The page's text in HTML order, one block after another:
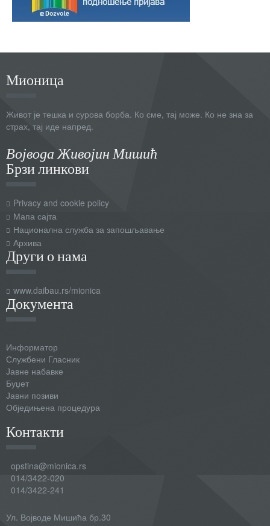
Мионица
Живот је тешка и сурова борба. Ко сме, тај може. Ко не зна за
страх, тај иде напред.
Војвода Живојин Мишић
Брзи линкови
Privacy and cookie policy
Мапа сајта
Национална служба за запошљавање
Архива
Други о нама
www.daibau.rs/mionica
Документа
Информатор
Службени Гласник
Јавне набавке
Буџет
Јавни позиви
Обједињена процедура
Контакти
opstina@mionica.rs
014/3422-020
014/3422-241
Ул. Војводе Мишића бр.30